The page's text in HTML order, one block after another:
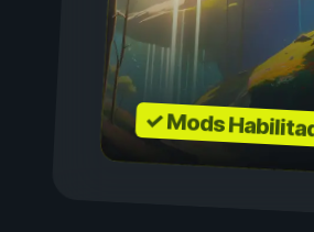
✓ Mods